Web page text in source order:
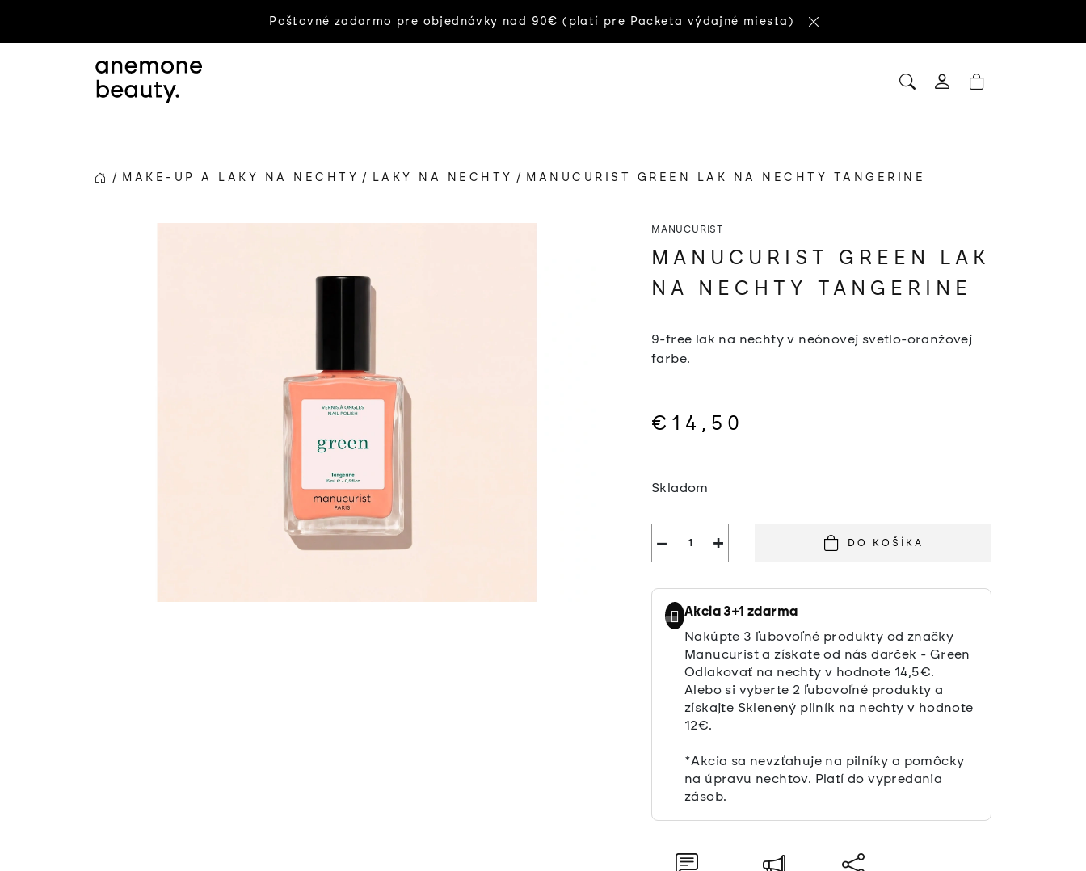
obsah
Poštovné zadarmo pre objednávky nad 90€ (platí pre Packeta výdajné miesta)
HĽADAŤNÁKUPNÝ
DOMOV
/ MAKE-UP A LAKY NA NECHTY / LAKY NA NECHTY / MANUCURIST GREEN LAK NA NECHTY TANGERINE
MANUCURIST
MANUCURIST GREEN LAK
NA NECHTY TANGERINE
9-free lak na nechty v neónovej svetlo-oranžovej
farbe.
€14,50
cena:
Skladom
+
− DO KOŠÍKA
Akcia 3+1 zdarma
Nakúpte 3 ľubovoľné produkty od značky
Manucurist a získate od nás darček - Green
Odlakovať na nechty v hodnote 14,5€.
Alebo si vyberte 2 ľubovoľné produkty a
získajte Sklenený pilník na nechty v hodnote
12€.
*Akcia sa nevzťahuje na pilníky a pomôcky
na úpravu nechtov. Platí do vypredania
zásob.